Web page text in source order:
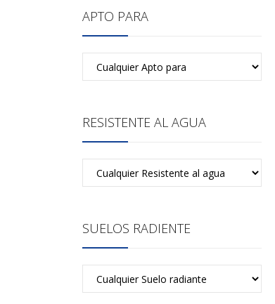
APTO PARA
RESISTENTE AL AGUA
SUELOS RADIENTE